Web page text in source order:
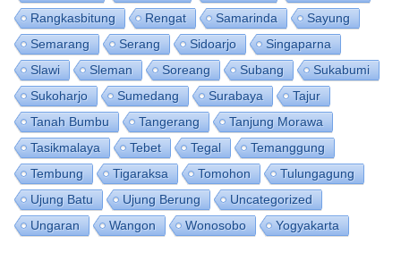
Rangkasbitung
Rengat Samarinda
Sayung
Semarang
Serang Sidoarjo
Singaparna
Slawi
Sleman Soreang Subang
Sukabumi
Sukoharjo
Sumedang Surabaya
Tajur
Tanah Bumbu
Tangerang
Tanjung Morawa
Tasikmalaya
Tebet Tegal
Temanggung
Tembung
Tigaraksa Tomohon
Tulungagung
Ujung Batu
Ujung Berung
Uncategorized
Ungaran
Wangon Wonosobo Yogyakarta